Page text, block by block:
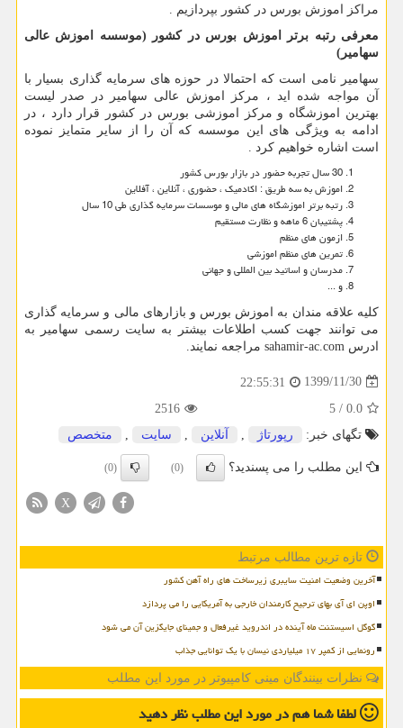
مراکز اموزش بورس در کشور بپردازیم .
معرفی رتبه برتر اموزش بورس در کشور (موسسه اموزش عالی
سهامیر)
سهامیر نامی است که احتمالا در حوزه های سرمایه گذاری بسیار با
آن مواجه شده اید ، مرکز اموزش عالی سهامیر در صدر لیست
بهترین اموزشگاه و مرکز اموزشی بورس در کشور قرار دارد ، در
ادامه به ویژگی های این موسسه که آن را از سایر متمایز نموده
است اشاره خواهیم کرد .
30 سال تجربه حضور در بازار بورس کشور
اموزش به سه طریق : اکادمیک ، حضوری ، آنلاین ، آفلاین
رتبه برتر اموزشگاه های مالی و موسسات سرمایه گذاری طی 10 سال
پشتیبان 6 ماهه و نظارت مستقیم
ازمون های منظم
تمرین های منظم اموزشی
مدرسان و اساتید بین المللی و جهانی
و ...
کلیه علاقه مندان به اموزش بورس و بازارهای مالی و سرمایه گذاری
می توانند جهت کسب اطلاعات بیشتر به سایت رسمی سهامیر به
ادرس sahamir-ac.com مراجعه نمایند.
1399/11/30
22:55:31
0.0
/
5
2516
تگهای خبر:
رپورتاژ آنلاین سایت متخصص
این مطلب را می پسندید؟ (0)
(0)
X
تازه ترین مطالب مرتبط
آخرین وضعیت امنیت سایبری زیرساخت های راه آهن کشور
اوپن ای آی بهای ترجیح کارمندان خارجی به آمریکایی را می پردازد
گوگل اسیستنت ماه آینده در اندروید غیرفعال و جمینای جایگزین آن می شود
رونمایی از کمپر ۱۷ میلیاردی نیسان با یک توانایی جذاب
نظرات بینندگان مینی کامپیوتر در مورد این مطلب
لطفا شما همدر مورد این مطلبنظر دهید